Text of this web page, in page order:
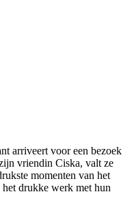
arriveert voor een bezoek
vriendin Ciska, valt ze
momenten van het
drukke werk met hun